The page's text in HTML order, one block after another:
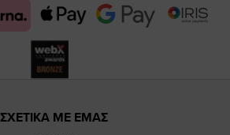
pagepage
ΣΧΕΤΙΚΑ ΜΕ ΕΜΑΣ